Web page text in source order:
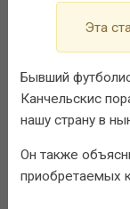
Эта
Бывший
Канчельскис
нашу страну в
Он также
приобретаемых